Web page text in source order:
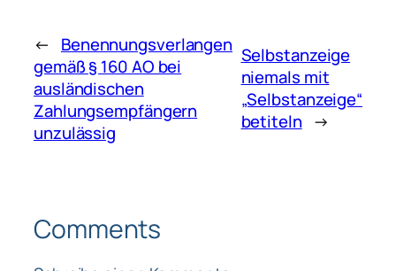
←
Benennungsverlangen
gemäß § 160 AO bei
ausländischen
Zahlungsempfängern
unzulässig
Selbstanzeige
niemals mit
„Selbstanzeige“
betiteln →
Comments